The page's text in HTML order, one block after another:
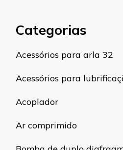
Categorias
Acessórios para arla 32
Acessórios para
Acoplador
Ar comprimido